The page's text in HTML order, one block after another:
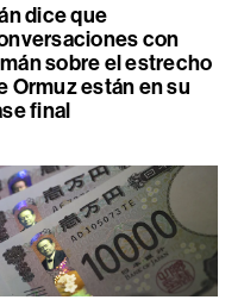
dice que
con
sobre el estrecho
Ormuz están en su
final